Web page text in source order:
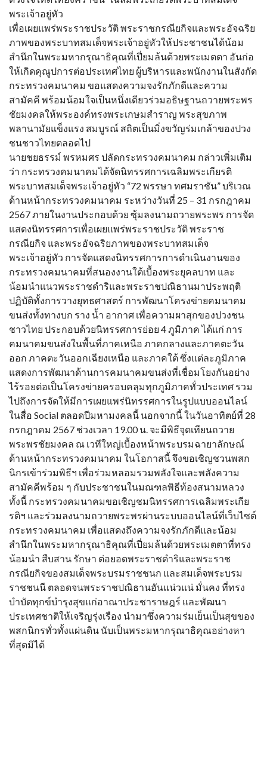
พระเจ้าอยู่หัว
เพื่อเผยแพร่พระราชประวัติ พระราชกรณียกิจและพระอัจฉริย
ภาพของพระบาทสมเด็จพระเจ้าอยู่หัวให้ประชาชนได้น้อม
สำนึกในพระมหากรุณาธิคุณที่เปี่ยมล้นด้วยพระเมตตา อันก่อ
ให้เกิดคุณูปการต่อประเทศไทย ผู้บริหารและพนักงานในสังกัด
กระทรวงคมนาคม ขอแสดงความจงรักภักดีและความ
สามัคคี พร้อมน้อมใจเป็นหนึ่งเดียวร่วมอธิษฐานถวายพระพร
ชัยมงคลให้พระองค์ทรงพระเกษมสำราญ พระสุขภาพ
พลานามัยแข็งแรง สมบูรณ์ สถิตเป็นมิ่งขวัญร่มเกล้าของปวง
ชนชาวไทยตลอดไป
นายชยธรรม์ พรหมศร ปลัดกระทรวงคมนาคม กล่าวเพิ่มเติม
ว่า กระทรวงคมนาคมได้จัดนิทรรศการเฉลิมพระเกียรติ
พระบาทสมเด็จพระเจ้าอยู่หัว “72 พรรษา ทศมราชัน” บริเวณ
ด้านหน้ากระทรวงคมนาคม ระหว่างวันที่ 25 – 31 กรกฎาคม
2567 ภายในงานประกอบด้วย ซุ้มลงนามถวายพระพร การจัด
แสดงนิทรรศการเพื่อเผยแพร่พระราชประวัติ พระราช
กรณียกิจ และพระอัจฉริยภาพของพระบาทสมเด็จ
พระเจ้าอยู่หัว การจัดแสดงนิทรรศการการดำเนินงานของ
กระทรวงคมนาคมที่สนองงานใต้เบื้องพระยุคลบาท และ
น้อมนำแนวพระราชดำริและพระราชปณิธานมาประพฤติ
ปฏิบัติทั้งการวางยุทธศาสตร์ การพัฒนาโครงข่ายคมนาคม
ขนส่งทั้งทางบก ราง น้ำ อากาศ เพื่อความผาสุกของปวงชน
ชาวไทย ประกอบด้วยนิทรรศการย่อย 4 ภูมิภาค ได้แก่ การ
คมนาคมขนส่งในพื้นที่ภาคเหนือ ภาคกลางและภาคตะวัน
ออก ภาคตะวันออกเฉียงเหนือ และภาคใต้ ซึ่งแต่ละภูมิภาค
แสดงการพัฒนาด้านการคมนาคมขนส่งที่เชื่อมโยงกันอย่าง
ไร้รอยต่อเป็นโครงข่ายครอบคลุมทุกภูมิภาคทั่วประเทศ รวม
ไปถึงการจัดให้มีการเผยแพร่นิทรรศการในรูปแบบออนไลน์
ในสื่อ Social ตลอดปีมหามงคลนี้ นอกจากนี้ ในวันอาทิตย์ที่ 28
กรกฎาคม 2567 ช่วงเวลา 19.00 น. จะมีพิธีจุดเทียนถวาย
พระพรชัยมงคล ณ เวทีใหญ่เบื้องหน้าพระบรมฉายาลักษณ์
ด้านหน้ากระทรวงคมนาคม ในโอกาสนี้ จึงขอเชิญชวนพสก
นิกรเข้าร่วมพิธีฯ เพื่อร่วมหลอมรวมพลังใจและพลังความ
สามัคคีพร้อม ๆ กับประชาชนในมณฑลพิธีท้องสนามหลวง
ทั้งนี้ กระทรวงคมนาคมขอเชิญชมนิทรรศการเฉลิมพระเกีย
รติฯ และร่วมลงนามถวายพระพรผ่านระบบออนไลน์ที่เว็บไซต์
กระทรวงคมนาคม เพื่อแสดงถึงความจงรักภักดีและน้อม
สำนึกในพระมหากรุณาธิคุณที่เปี่ยมล้นด้วยพระเมตตาที่ทรง
น้อมนำ สืบสาน รักษา ต่อยอดพระราชดำริและพระราช
กรณียกิจของสมเด็จพระบรมราชชนก และสมเด็จพระบรม
ราชชนนี ตลอดจนพระราชปณิธานอันแน่วแน่ มั่นคง ที่ทรง
บำบัดทุกข์บำรุงสุขแก่อาณาประชาราษฎร์ และพัฒนา
ประเทศชาติให้เจริญรุ่งเรือง นำมาซึ่งความร่มเย็นเป็นสุขของ
พสกนิกรทั่วทั้งแผ่นดิน นับเป็นพระมหากรุณาธิคุณอย่างหา
ที่สุดมิได้